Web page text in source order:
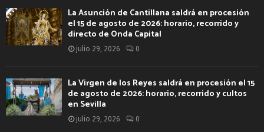
La Asunción de Cantillana saldrá en procesión
el 15 de agosto de 2026: horario, recorrido y
directo de Onda Capital
julio 29, 2026 0
La Virgen de los Reyes saldrá en procesión el 15
de agosto de 2026: horario, recorrido y cultos
en Sevilla
julio 29, 2026 0